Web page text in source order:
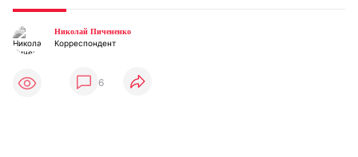
Николай Пичененко
Корреспондент
6